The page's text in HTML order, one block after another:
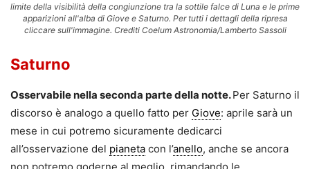
limite della visibilità della congiunzione tra la sottile falce di Luna e le prime
apparizioni all'alba di Giove e Saturno. Per tutti i dettagli della ripresa
cliccare sull'immagine. Crediti Coelum Astronomia/Lamberto Sassoli
Saturno
Osservabile nella seconda parte della notte.Per Saturno il
discorso è analogo a quello fatto per Giove: aprile sarà un
mese in cui potremo sicuramente dedicarci
all’osservazione del pianeta con l’anello, anche se ancora